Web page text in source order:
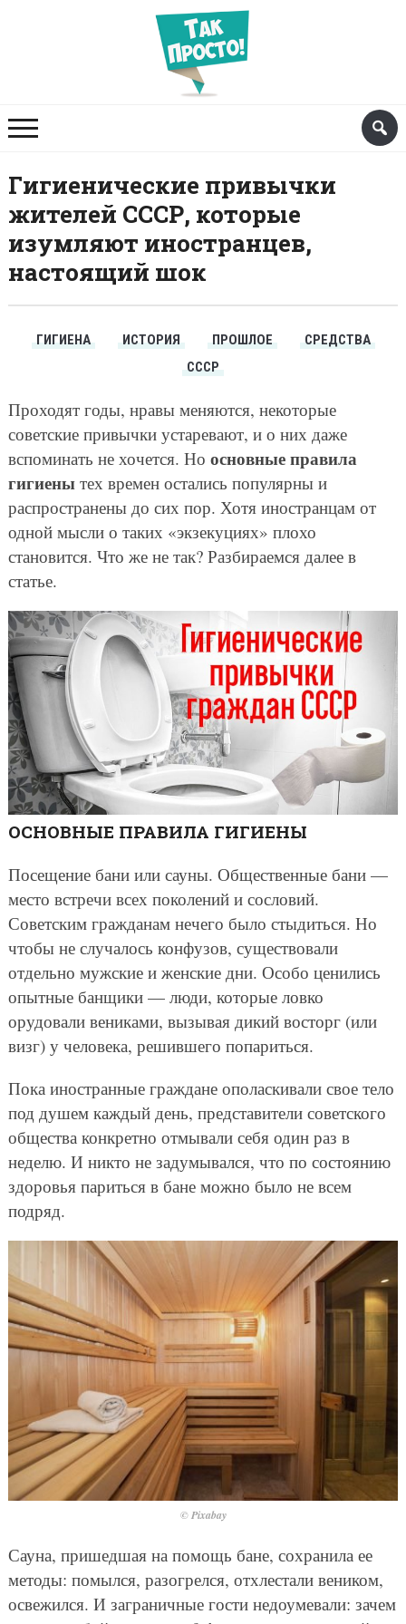
Гигиенические привычки
жителей СССР, которые
изумляют иностранцев,
настоящий шок
ГИГИЕНА ИСТОРИЯ ПРОШЛОЕ
СРЕДСТВА
СССР
Проходят годы, нравы меняются, некоторые
советские привычки устаревают, и о них даже
вспоминать не хочется. Но основные правила
гигиенытех времен остались популярны и
распространены до сих пор. Хотя иностранцам от
одной мысли о таких «экзекуциях» плохо
становится. Что же не так? Разбираемся далее в
статье.
ОСНОВНЫЕ ПРАВИЛА ГИГИЕНЫ
Посещение бани или сауны. Общественные бани —
место встречи всех поколений и сословий.
Советским гражданам нечего было стыдиться. Но
чтобы не случалось конфузов, существовали
отдельно мужские и женские дни. Особо ценились
опытные банщики — люди, которые ловко
орудовали вениками, вызывая дикий восторг (или
визг) у человека, решившего попариться.
Пока иностранные граждане ополаскивали свое тело
под душем каждый день, представители советского
общества конкретно отмывали себя один раз в
неделю. И никто не задумывался, что по состоянию
здоровья париться в бане можно было не всем
подряд.
© Pixabay
Сауна, пришедшая на помощь бане, сохранила ее
методы: помылся, разогрелся, отхлестали веником,
освежился. И заграничные гости недоумевали: зачем